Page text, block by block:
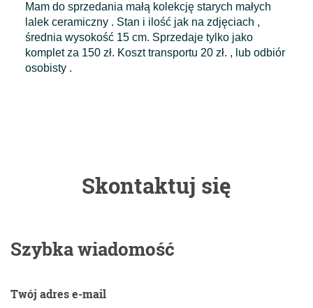
Mam do sprzedania małą kolekcję starych małych
lalek ceramiczny . Stan i ilość jak na zdjęciach ,
średnia wysokość 15 cm. Sprzedaje tylko jako
komplet za 150 zł. Koszt transportu 20 zł. , lub odbiór
osobisty .
Skontaktuj się
Szybka wiadomość
Twój adres e-mail